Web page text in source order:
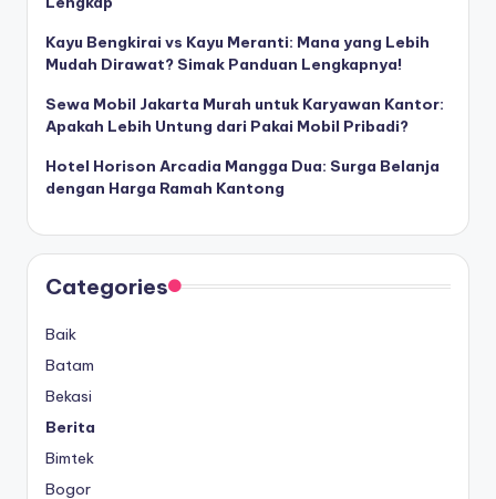
Kayu Bengkirai vs Kayu Meranti: Mana yang Lebih
Mudah Dirawat? Simak Panduan Lengkapnya!
Sewa Mobil Jakarta Murah untuk Karyawan Kantor:
Apakah Lebih Untung dari Pakai Mobil Pribadi?
Hotel Horison Arcadia Mangga Dua: Surga Belanja
dengan Harga Ramah Kantong
Categories
Baik
Batam
Bekasi
Berita
Bimtek
Bogor